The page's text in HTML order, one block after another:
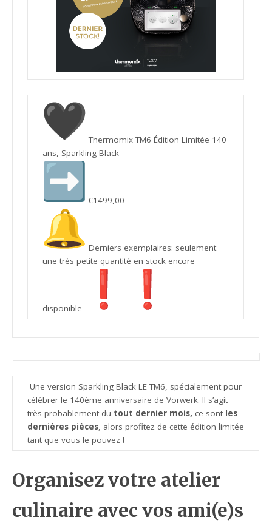
Thermomix TM6 Édition Limitée 140
ans, Sparkling Black
€1499,00
Derniers exemplaires: seulement
une très petite quantité en stock encore
disponible
Une version Sparkling Black LE TM6, spécialement pour
célébrer le 140ème anniversaire de Vorwerk. Il s’agit
très probablement du tout dernier mois, ce sont les
dernières pièces, alors profitez de cette édition limitée
tant que vous le pouvez !
Organisez votre atelier
culinaire avec vos ami(e)s